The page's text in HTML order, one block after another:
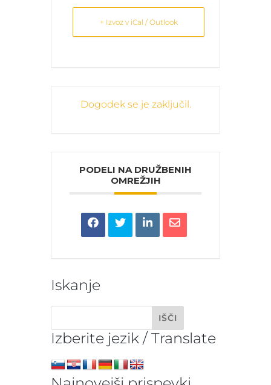
+ Izvoz v iCal / Outlook
Dogodek se je zaključil.
PODELI NA DRUŽBENIH
OMREŽJIH
Iskanje
Izberite jezik / Translate